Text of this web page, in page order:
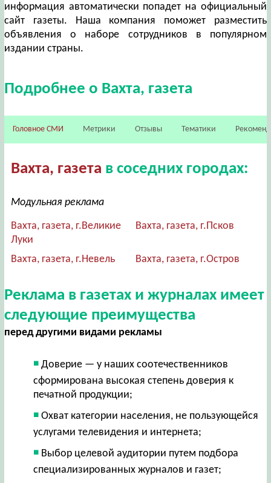
информация автоматически попадет на официальный
сайт газеты. Наша компания поможет разместить
объявления о наборе сотрудников в популярном
издании страны.
Подробнее о Вахта, газета
Головное СМИ Метрики Отзывы Тематики
Вахта, газета в соседних городах:
Модульная реклама
Вахта, газета, г.Великие
Луки
Вахта, газета, г.Псков
Вахта, газета, г.Невель Вахта, газета, г.Остров
Реклама в газетах и журналах имеет
следующие преимущества
перед другими видами рекламы
Доверие — у наших соотечественников
сформирована высокая степень доверия к
печатной продукции;
Охват категории населения, не пользующейся
услугами телевидения и интернета;
Выбор целевой аудитории путем подбора
специализированных журналов и газет;